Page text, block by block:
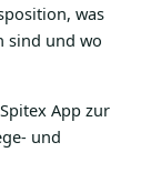
was
sind und wo